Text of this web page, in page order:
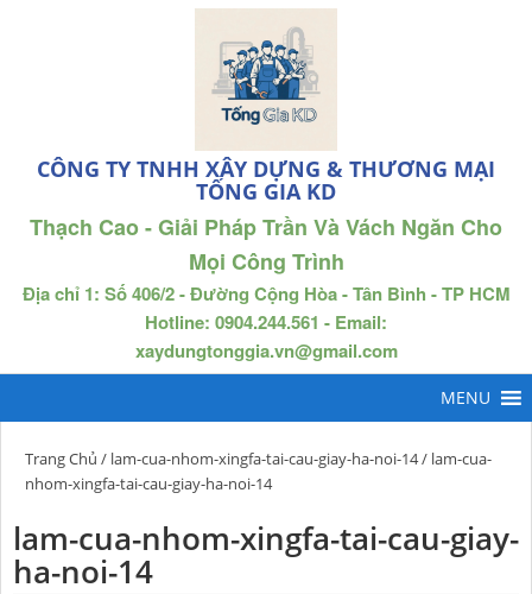
CÔNG TY TNHH XÂY DỰNG & THƯƠNG MẠI
TỐNG GIA KD
Thạch Cao - Giải Pháp Trần Và Vách Ngăn Cho
Mọi Công Trình
Địa chỉ 1: Số 406/2 - Đường Cộng Hòa - Tân Bình - TP HCM
Hotline: 0904.244.561 - Email:
xaydungtonggia.vn@gmail.com
Trang Chủ / lam-cua-nhom-xingfa-tai-cau-giay-ha-noi-14/ lam-cua-
nhom-xingfa-tai-cau-giay-ha-noi-14
lam-cua-nhom-xingfa-tai-cau-giay-
ha-noi-14